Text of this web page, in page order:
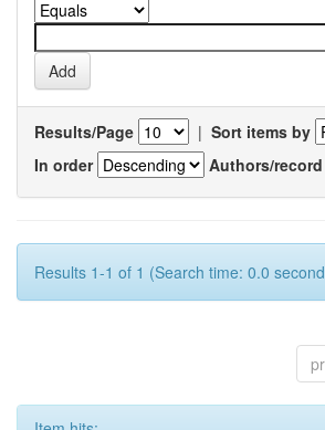
Results/Page | Sort items by
In order
Authors/record
Results 1-1 of 1 (Search time: 0.0